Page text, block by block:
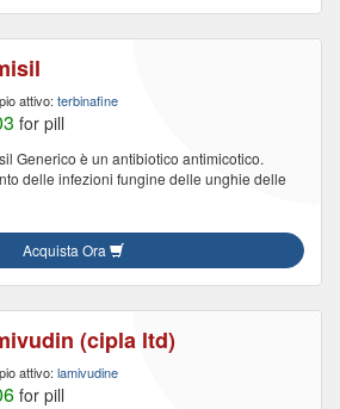
attivo: terbinafine
for pill
Generico è un antibiotico antimicotico.
delle infezioni fungine delle unghie delle
Acquista Ora
(cipla ltd)
attivo: lamivudine
for pill